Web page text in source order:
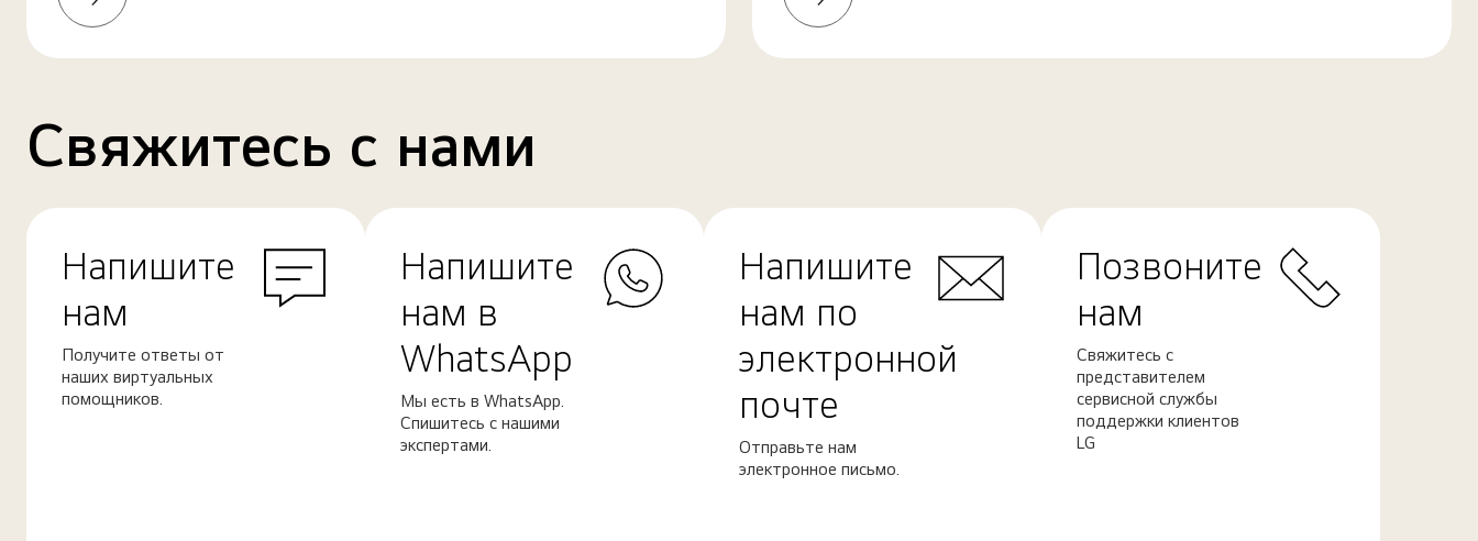
Свяжитесь с нами
Напишите
нам
Получите ответы от
наших виртуальных
помощников.
Напишите
нам в
WhatsApp
Мы есть в WhatsApp.
Спишитесь с нашими
экспертами.
Напишите
нам по
электронной
почте
Отправьте нам
электронное письмо.
Позвоните
нам
Свяжитесь с
представителем
сервисной службы
поддержки клиентов
LG